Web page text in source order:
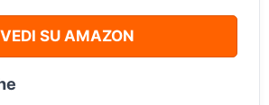
VEDI SU AMAZON